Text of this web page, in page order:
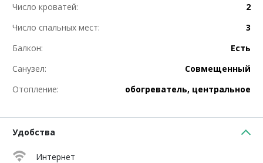
Число кроватей:
2
Число спальных мест:
3
Балкон:
Есть
Санузел:
Совмещенный
Отопление:
обогреватель, центральное
Удобства
Интернет